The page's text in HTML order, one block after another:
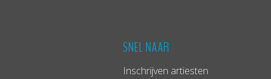
SNEL NAAR
Inschrijven artiesten